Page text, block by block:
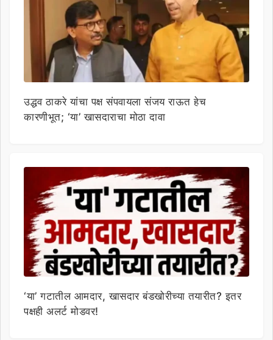
उद्धव ठाकरे यांचा पक्ष संपवायला संजय राऊत हेच
कारणीभूत; ‘या’ खासदाराचा मोठा दावा
‘या’ गटातील आमदार, खासदार बंडखोरीच्या तयारीत? इतर
पक्षही अलर्ट मोडवर!